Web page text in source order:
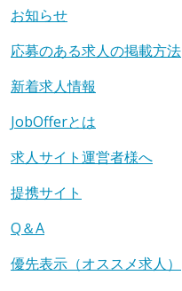
お知らせ
応募のある求人の掲載方法
新着求人情報
JobOfferとは
求人サイト運営者様へ
提携サイト
Q＆A
優先表示（オススメ求人）